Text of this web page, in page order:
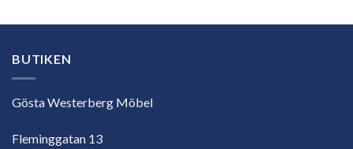
BUTIKEN
Gösta Westerberg Möbel
Fleminggatan 13